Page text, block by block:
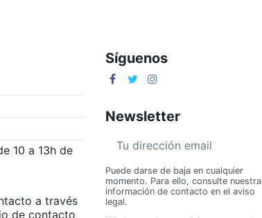
10 a 13h de
a través
de contacto
Síguenos
Newsletter
Puede darse de baja en cualquier
momento. Para ello, consulte nuestra
información de contacto en el aviso
legal.